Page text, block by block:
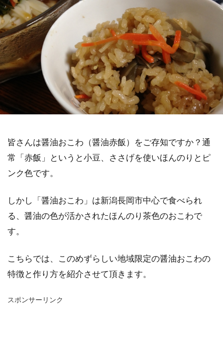
皆さんは醤油おこわ（醤油赤飯）をご存知ですか？通
常「赤飯」というと小豆、ささげを使いほんのりとピ
ンク色です。
しかし「醤油おこわ」は新潟長岡市中心で食べられ
る、醤油の色が活かされたほんのり茶色のおこわで
す。
こちらでは、このめずらしい地域限定の醤油おこわの
特徴と作り方を紹介させて頂きます。
スポンサーリンク